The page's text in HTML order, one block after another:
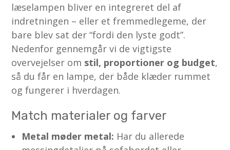
læselampen bliver en integreret del af
indretningen – eller et fremmedlegeme, der
bare blev sat der “fordi den lyste godt”.
Nedenfor gennemgår vi de vigtigste
overvejelser om stil, proportioner og budget,
så du får en lampe, der både klæder rummet
og fungerer i hverdagen.
Match materialer og farver
Metal møder metal: Har du allerede